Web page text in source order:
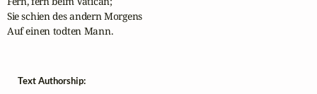
Sie schien des andern Morgens
Auf einen todten Mann.
Text Authorship: